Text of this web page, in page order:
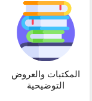
المكتبات والعروض
التوضيحية